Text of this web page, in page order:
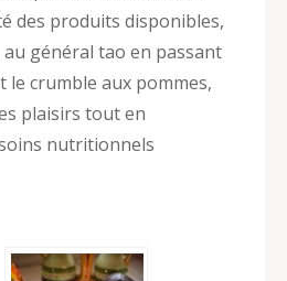
des produits disponibles,
général tao en passant
le crumble aux pommes,
plaisirs tout en
nutritionnels